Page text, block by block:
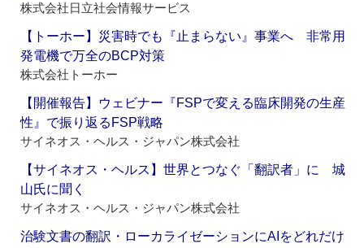
株式会社日立社会情報サービス
【トーホー】災害時でも『止まらない』事業へ 非常用
発電機で万全のBCP対策
株式会社トーホー
【開催報告】ウェビナー『FSPで変える臨床開発の生産
性』で振り返るFSP戦略
サイネオス・ヘルス・ジャパン株式会社
【サイネオス・ヘルス】世界とつなぐ「翻訳者」に 城
山氏に聞く
サイネオス・ヘルス・ジャパン株式会社
治験文書の翻訳・ローカライゼーションにAIをどれだけ